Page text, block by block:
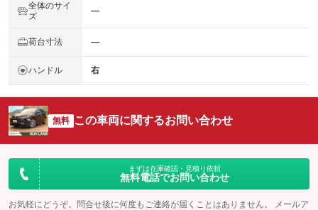
全体のサイ
ズ
―
荷台寸法 ―
ハンドル 右
無料 この車両に関するお問い合わせ
まずは在庫確認・見積り依頼
無料電話でお問い合わせ
お気軽にどうぞ。問合せ後に何度もご連絡が届くことはありません。 メールア